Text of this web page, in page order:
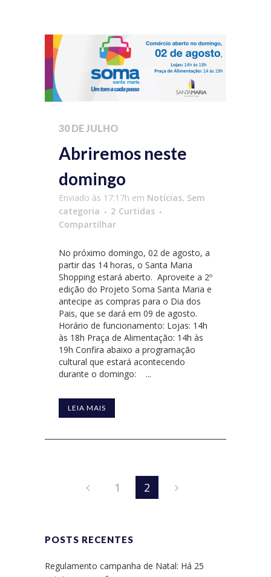
30 DE JULHO
Abriremos neste
domingo
Enviado às 17:17h em Notícias, Sem
categoria
2 Curtidas
Compartilhar
No próximo domingo, 02 de agosto, a
partir das 14 horas, o Santa Maria
Shopping estará aberto. Aproveite a 2º
edição do Projeto Soma Santa Maria e
antecipe as compras para o Dia dos
Pais, que se dará em 09 de agosto.
Horário de funcionamento: Lojas: 14h
às 18h Praça de Alimentação: 14h às
19h Confira abaixo a programação
cultural que estará acontecendo
durante o domingo: ...
LEIA MAIS
1 2
POSTS RECENTES
Regulamento campanha de Natal: Há 25